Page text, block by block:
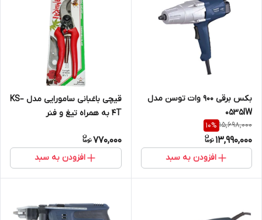
بکس برقی 900 وات توسن مدل
0535IW
15,698,000
10%
13,990,000
افزودن به سبد
قیچی باغبانی سامورایی مدل KS–
4T به همراه تیغ و فنر
770,000
افزودن به سبد